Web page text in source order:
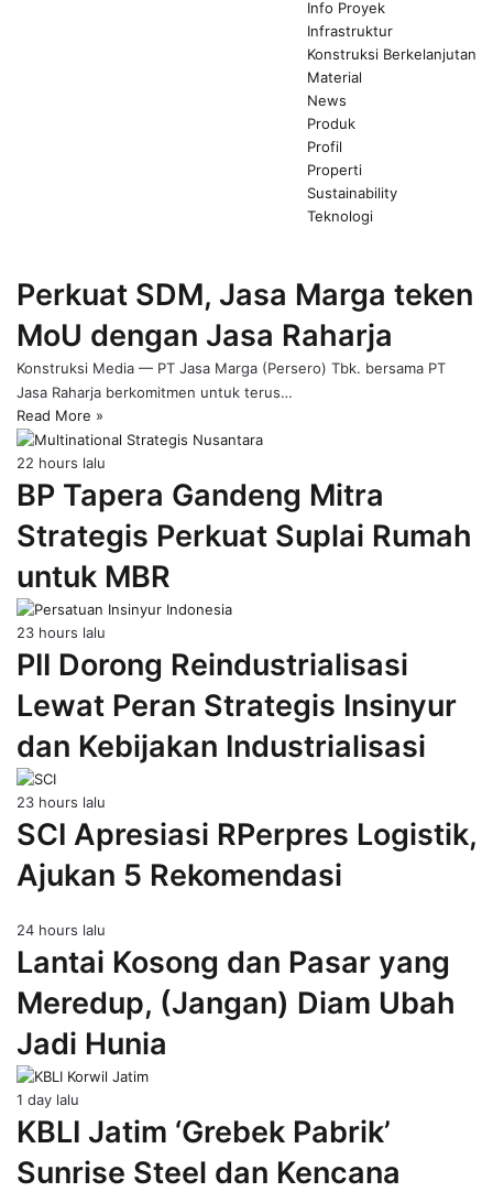
Info Proyek
Infrastruktur
Konstruksi Berkelanjutan
Material
News
Produk
Profil
Properti
Sustainability
Teknologi
page
Perkuat SDM, Jasa Marga teken
MoU dengan Jasa Raharja
Konstruksi Media — PT Jasa Marga (Persero) Tbk. bersama PT
Jasa Raharja berkomitmen untuk terus…
Read More »
22 hours lalu
BP Tapera Gandeng Mitra
Strategis Perkuat Suplai Rumah
untuk MBR
23 hours lalu
PII Dorong Reindustrialisasi
Lewat Peran Strategis Insinyur
dan Kebijakan Industrialisasi
23 hours lalu
SCI Apresiasi RPerpres Logistik,
Ajukan 5 Rekomendasi
24 hours lalu
Lantai Kosong dan Pasar yang
Meredup, (Jangan) Diam Ubah
Jadi Hunia
1 day lalu
KBLI Jatim ‘Grebek Pabrik’
Sunrise Steel dan Kencana